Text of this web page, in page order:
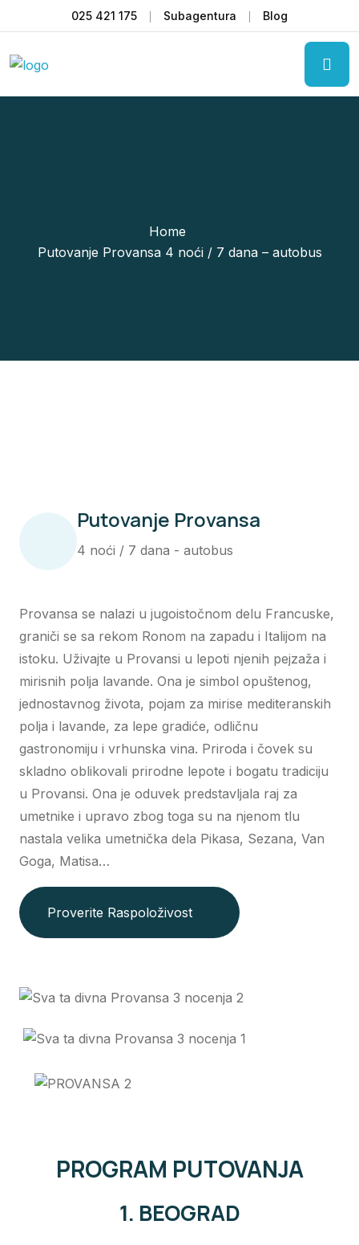
025 421 175 Subagentura Blog
Home
Putovanje Provansa 4 noći / 7 dana – autobus
Putovanje Provansa
4 noći / 7 dana - autobus
Provansa se nalazi u jugoistočnom delu Francuske,
graniči se sa rekom Ronom na zapadu i Italijom na
istoku. Uživajte u Provansi u lepoti njenih pejzaža i
mirisnih polja lavande. Ona je simbol opuštenog,
jednostavnog života, pojam za mirise mediteranskih
polja i lavande, za lepe gradiće, odličnu
gastronomiju i vrhunska vina. Priroda i čovek su
skladno oblikovali prirodne lepote i bogatu tradiciju
u Provansi. Ona je oduvek predstavljala raj za
umetnike i upravo zbog toga su na njenom tlu
nastala velika umetnička dela Pikasa, Sezana, Van
Goga, Matisa…
Proverite Raspoloživost
PROGRAM PUTOVANJA
1. BEOGRAD